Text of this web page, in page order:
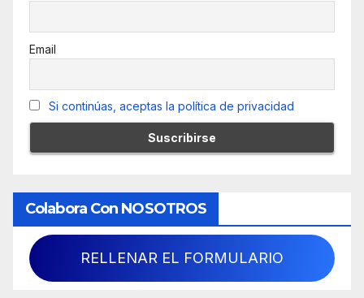
Email
Si continúas, aceptas la política de privacidad
Colabora Con NOSOTROS
RELLENAR EL FORMULARIO